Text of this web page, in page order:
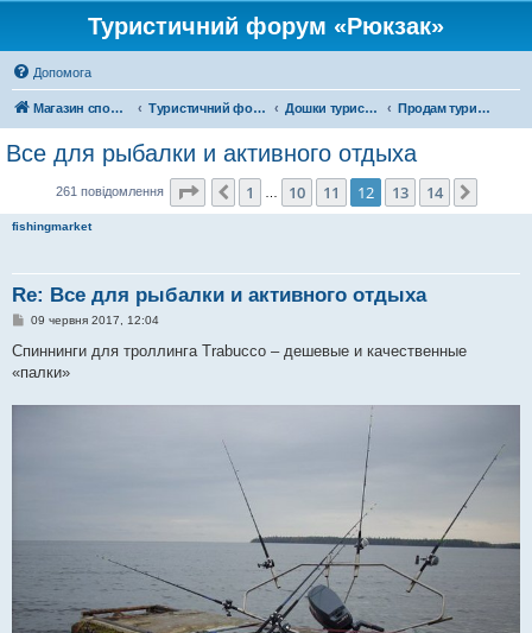
Туристичний форум «Рюкзак»
Допомога
Магазин спорядження Туристичний форум «Рюкзак» Дошки туристичних оголошень Продам туристичне спорядження
Все для рыбалки и активного отдыха
261 повідомлення Сторінка12 з14
Поперед.
1 10 11 12 13 14
fishingmarket
Re: Все для рыбалки и активного отдыха
П
в
д
м
09 червня 2017, 12:04
Спиннинги для троллинга Trabucco – дешевые и качественные
«палки»